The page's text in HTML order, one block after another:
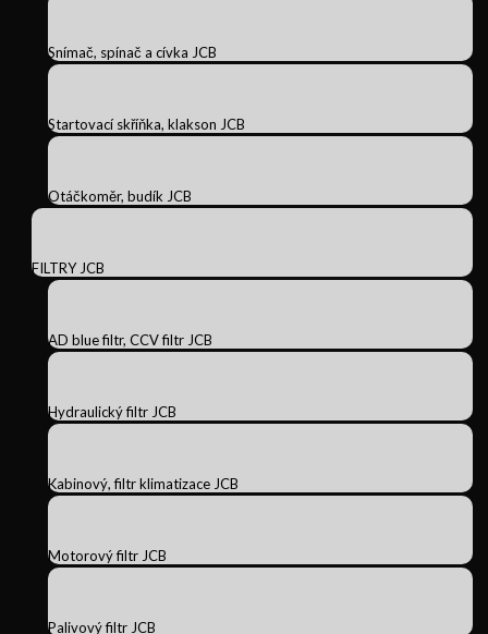
Snímač, spínač a cívka JCB
Startovací skříňka, klakson JCB
Otáčkoměr, budík JCB
FILTRY JCB
AD blue filtr, CCV filtr JCB
Hydraulický filtr JCB
Kabinový, filtr klimatizace JCB
Motorový filtr JCB
Palivový filtr JCB